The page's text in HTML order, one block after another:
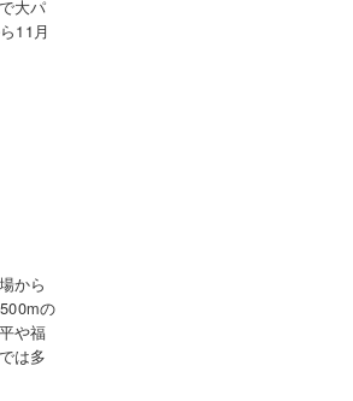
大パ
11月
から
の
や福
は多